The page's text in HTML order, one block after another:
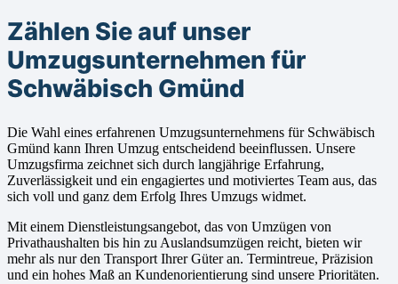
Zählen Sie auf unser
Umzugsunternehmen für
Schwäbisch Gmünd
Die Wahl eines erfahrenen Umzugsunternehmens für Schwäbisch
Gmünd kann Ihren Umzug entscheidend beeinflussen. Unsere
Umzugsfirma zeichnet sich durch langjährige Erfahrung,
Zuverlässigkeit und ein engagiertes und motiviertes Team aus, das
sich voll und ganz dem Erfolg Ihres Umzugs widmet.
Mit einem Dienstleistungsangebot, das von Umzügen von
Privathaushalten bis hin zu Auslandsumzügen reicht, bieten wir
mehr als nur den Transport Ihrer Güter an. Termintreue, Präzision
und ein hohes Maß an Kundenorientierung sind unsere Prioritäten.